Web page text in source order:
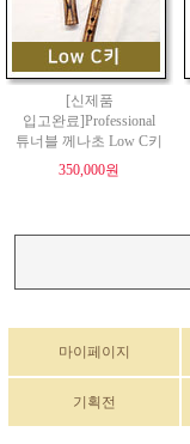
[신제품
입고완료]Professional
튜너블 께나초 Low C키
350,000원
마이페이지
기획전